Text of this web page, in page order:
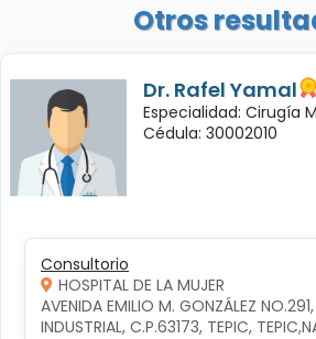
Otros
Dr. Rafel Yamal
Especialidad: Cirugía
Cédula: 30002010
Consultorio
HOSPITAL DE LA MUJER
AVENIDA EMILIO M. GONZÁLEZ
INDUSTRIAL, C.P.63173, TEPIC,